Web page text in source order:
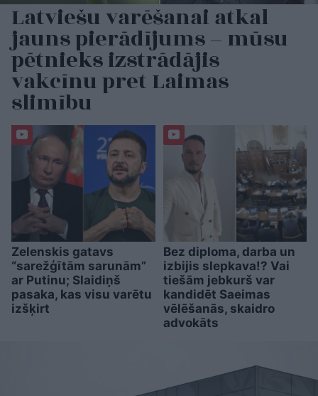
Latviešu varēšanai atkal
jauns pierādījums – mūsu
pētnieks izstrādājis
vakcīnu pret Laimas
slimību
Zelenskis gatavs
“sarežģītām sarunām”
ar Putinu; Slaidiņš
pasaka, kas visu varētu
izšķirt
Bez diploma, darba un
izbijis slepkava!? Vai
tiešām jebkurš var
kandidēt Saeimas
vēlēšanās, skaidro
advokāts